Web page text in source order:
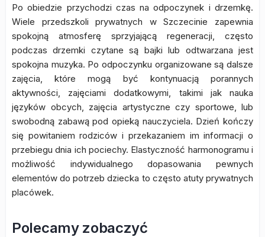
Po obiedzie przychodzi czas na odpoczynek i drzemkę.
Wiele przedszkoli prywatnych w Szczecinie zapewnia
spokojną atmosferę sprzyjającą regeneracji, często
podczas drzemki czytane są bajki lub odtwarzana jest
spokojna muzyka. Po odpoczynku organizowane są dalsze
zajęcia, które mogą być kontynuacją porannych
aktywności, zajęciami dodatkowymi, takimi jak nauka
języków obcych, zajęcia artystyczne czy sportowe, lub
swobodną zabawą pod opieką nauczyciela. Dzień kończy
się powitaniem rodziców i przekazaniem im informacji o
przebiegu dnia ich pociechy. Elastyczność harmonogramu i
możliwość indywidualnego dopasowania pewnych
elementów do potrzeb dziecka to często atuty prywatnych
placówek.
Polecamy zobaczyć